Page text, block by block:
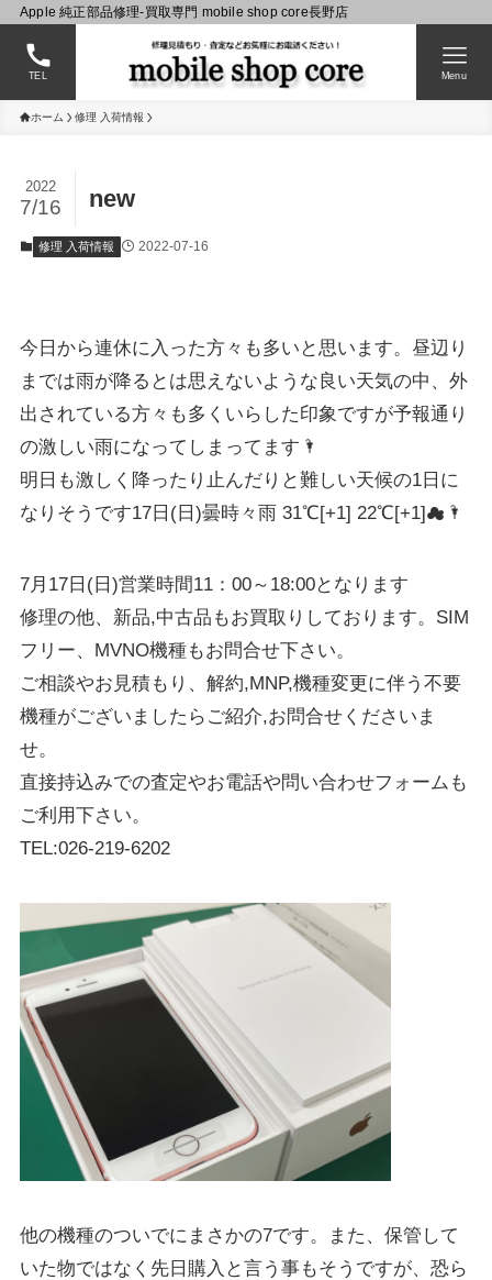
Apple 純正部品修理-買取専門 mobile shop core長野店
TEL Menu
ホーム 修理 入荷情報
new
2022
7/16
修理 入荷情報 2022-07-16
今日から連休に入った方々も多いと思います。昼辺り
までは雨が降るとは思えないような良い天気の中、外
出されている方々も多くいらした印象ですが予報通り
の激しい雨になってしまってます🌂
明日も激しく降ったり止んだりと難しい天候の1日に
なりそうです17日(日)曇時々雨 31℃[+1] 22℃[+1]☁🌂
7月17日(日)営業時間11：00～18:00となります
修理の他、新品,中古品もお買取りしております。SIM
フリー、MVNO機種もお問合せ下さい。
ご相談やお見積もり、解約,MNP,機種変更に伴う不要
機種がございましたらご紹介,お問合せくださいま
せ。
直接持込みでの査定やお電話や問い合わせフォームも
ご利用下さい。
TEL:026-219-6202
他の機種のついでにまさかの7です。また、保管して
いた物ではなく先日購入と言う事もそうですが、恐ら